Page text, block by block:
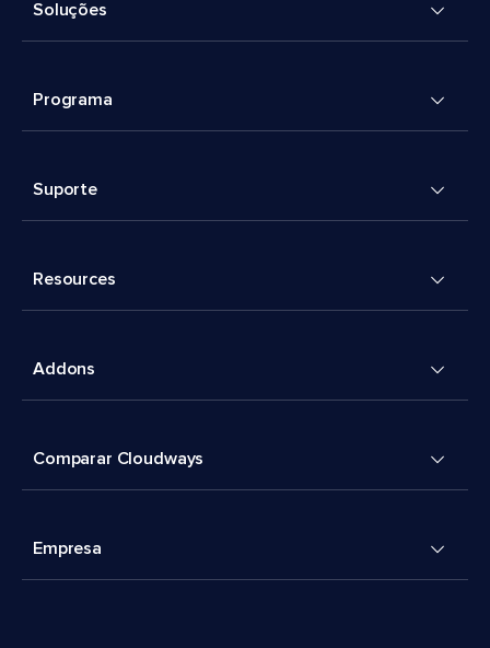
Soluções
Programa
Suporte
Resources
Addons
Comparar Cloudways
Empresa